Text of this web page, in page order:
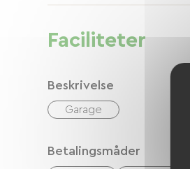
Faciliteter
Beskrivelse
Garage
Betalingsmåder